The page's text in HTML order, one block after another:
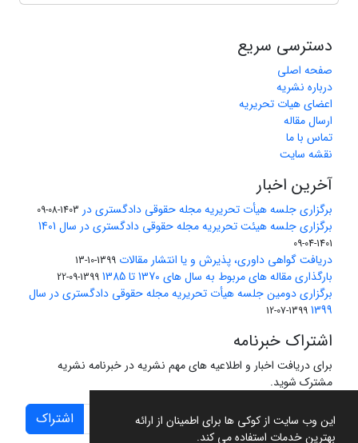
این وب سایت از کوکی ها برای اطمینان از ارائه
بهترین خدمات استفاده می کند.
دسترسی سریع
صفحه اصلی
درباره نشریه
اعضای هیات تحریریه
ارسال مقاله
تماس با ما
نقشه سایت
آخرین اخبار
برگزاری جلسه هیأت تحریریه مجله حقوقی دادگستری در 1403-08-09
برگزاری جلسه هیئت تحریریه مجله حقوقی دادگستری در سال 1401
1401-04-09
دریافت گواهی داوری، پذیرش و یا انتشار مقالات 1399-10-13
بارگذاری مقاله های مربوط به سال های 1370 تا 1385 1399-09-22
برگزاری دومین جلسه هیأت تحریریه مجله حقوقی دادگستری در سال
1399
1399-07-12
اشتراک خبرنامه
برای دریافت اخبار و اطلاعیه های مهم نشریه در خبرنامه نشریه
مشترک شوید.
اشتراک